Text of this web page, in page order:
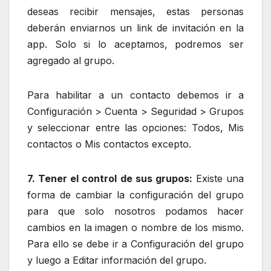
deseas recibir mensajes, estas personas
deberán enviarnos un link de invitación en la
app. Solo si lo aceptamos, podremos ser
agregado al grupo.
Para habilitar a un contacto debemos ir a
Configuración > Cuenta > Seguridad > Grupos
y seleccionar entre las opciones: Todos, Mis
contactos o Mis contactos excepto.
7. Tener el control de sus grupos: Existe una
forma de cambiar la configuración del grupo
para que solo nosotros podamos hacer
cambios en la imagen o nombre de los mismo.
Para ello se debe ir a Configuración del grupo
y luego a Editar información del grupo.